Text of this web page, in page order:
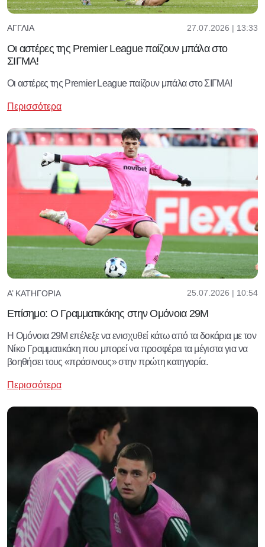
ΑΓΓΛΊΑ 27.07.2026 | 13:33
​Οι αστέρες της Premier League παίζουν μπάλα στο
ΣΙΓΜΑ!
Οι αστέρες της Premier League παίζουν μπάλα στο ΣΙΓΜΑ!
Περισσότερα
Α’ ΚΑΤΗΓΟΡΊΑ 25.07.2026 | 10:54
Επίσημο: Ο Γραμματικάκης στην Ομόνοια 29Μ
Η Ομόνοια 29Μ επέλεξε να ενισχυθεί κάτω από τα δοκάρια με τον
Νίκο Γραμματικάκη που μπορεί να προσφέρει τα μέγιστα για να
βοηθήσει τους «πράσινους» στην πρώτη κατηγορία.
Περισσότερα